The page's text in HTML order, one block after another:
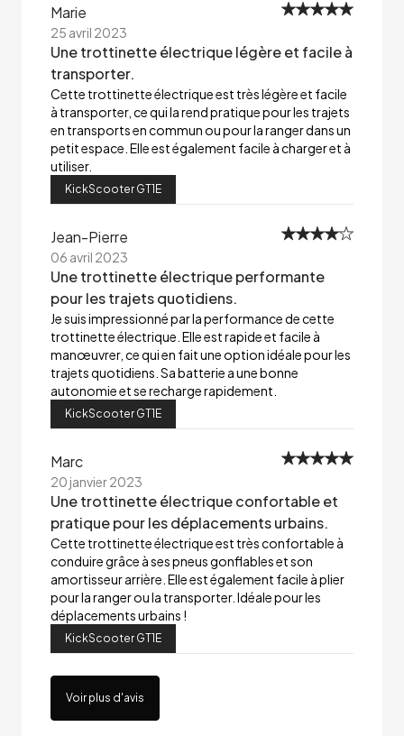
Marie
25 avril 2023
Une trottinette électrique légère et facile à
transporter.
Cette trottinette électrique est très légère et facile
à transporter, ce qui la rend pratique pour les trajets
en transports en commun ou pour la ranger dans un
petit espace. Elle est également facile à charger et à
utiliser.
KickScooter GT1E
Jean-Pierre
06 avril 2023
Une trottinette électrique performante
pour les trajets quotidiens.
Je suis impressionné par la performance de cette
trottinette électrique. Elle est rapide et facile à
manœuvrer, ce qui en fait une option idéale pour les
trajets quotidiens. Sa batterie a une bonne
autonomie et se recharge rapidement.
KickScooter GT1E
Marc
20 janvier 2023
Une trottinette électrique confortable et
pratique pour les déplacements urbains.
Cette trottinette électrique est très confortable à
conduire grâce à ses pneus gonflables et son
amortisseur arrière. Elle est également facile à plier
pour la ranger ou la transporter. Idéale pour les
déplacements urbains !
KickScooter GT1E
Voir plus d'avis